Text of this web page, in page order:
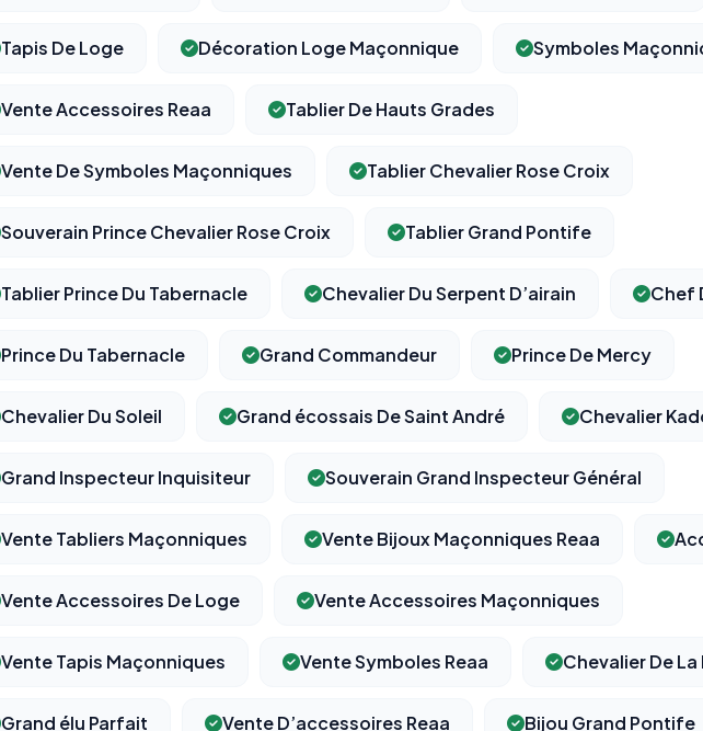
Tapis De Loge Décoration Loge Maçonnique Symboles
Vente Accessoires Reaa Tablier De Hauts Grades
Vente De Symboles Maçonniques Tablier Chevalier Rose Croix
Souverain Prince Chevalier Rose Croix Tablier Grand Pontife
Tablier Prince Du Tabernacle Chevalier Du Serpent D’airain Chef
Prince Du Tabernacle Grand Commandeur Prince De Mercy
Chevalier Du Soleil Grand écossais De Saint André Chevalier
Grand Inspecteur Inquisiteur Souverain Grand Inspecteur Général
Vente Tabliers Maçonniques Vente Bijoux Maçonniques Reaa
Vente Accessoires De Loge Vente Accessoires Maçonniques
Vente Tapis Maçonniques Vente Symboles Reaa Chevalier De
Grand élu Parfait Vente D’accessoires Reaa Bijou Grand Pontife
⚙️
mémorisation de vos choix de consentement. Ils ne peuvent
Nous aident à comprendre comment vous utilisez le site
Cookies marketing